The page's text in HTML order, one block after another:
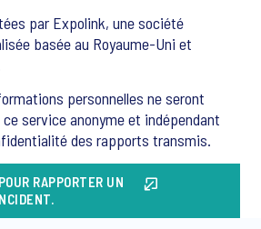
par Expolink, une société
basée au Royaume-Uni et
personnelles ne seront
service anonyme et indépendant
des rapports transmis.
RAPPORTER UN